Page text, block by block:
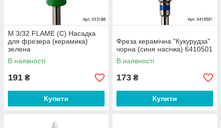
M 3/32 FLAME (C) Насадка
для фрезера (керамика)
зелена
В наявності
191 ₴
Купити
Фреза керамічна "Кукурудза"
чорна (синя насічка) 6410501
В наявності
173 ₴
Купити